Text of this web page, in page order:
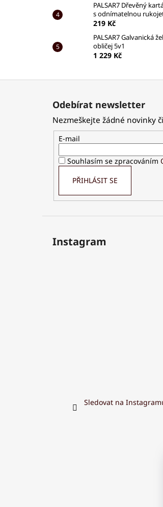
PALSAR7 Dřevěný
s odnímatelnou
219 Kč
PALSAR7 Galvanická
obličej 5v1
1 229 Kč
Z
Odebírat newsletter
Nezmeškejte žádné novinky
E-mail
Souhlasím se zpracováním
PŘIHLÁSIT SE
Instagram
Sledovat na